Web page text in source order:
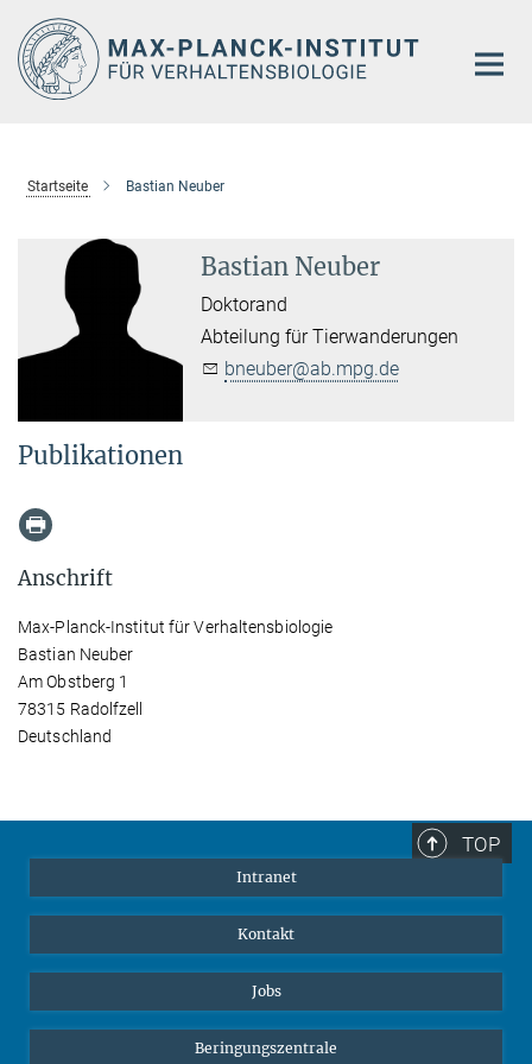
Hauptinhalt
Startseite Bastian Neuber
Bastian Neuber
Doktorand
Abteilung für Tierwanderungen
bneuber@ab.mpg.de
Publikationen
Anschrift
Max-Planck-Institut für Verhaltensbiologie
Bastian Neuber
Am Obstberg 1
78315 Radolfzell
Deutschland
TOP
Intranet
Kontakt
Jobs
Beringungszentrale